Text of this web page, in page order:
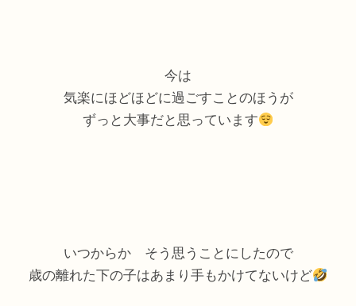
今は
気楽にほどほどに過ごすことのほうが
ずっと大事だと思っています
いつからか そう思うことにしたので
歳の離れた下の子はあまり手もかけてないけど